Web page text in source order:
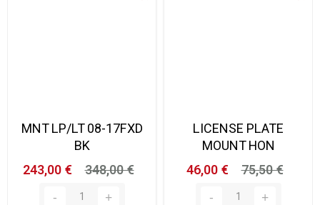
MNT LP/LT 08-17FXD
BK
243,00 €
348,00 €
LICENSE PLATE
MOUNT HON
46,00 €
75,50 €